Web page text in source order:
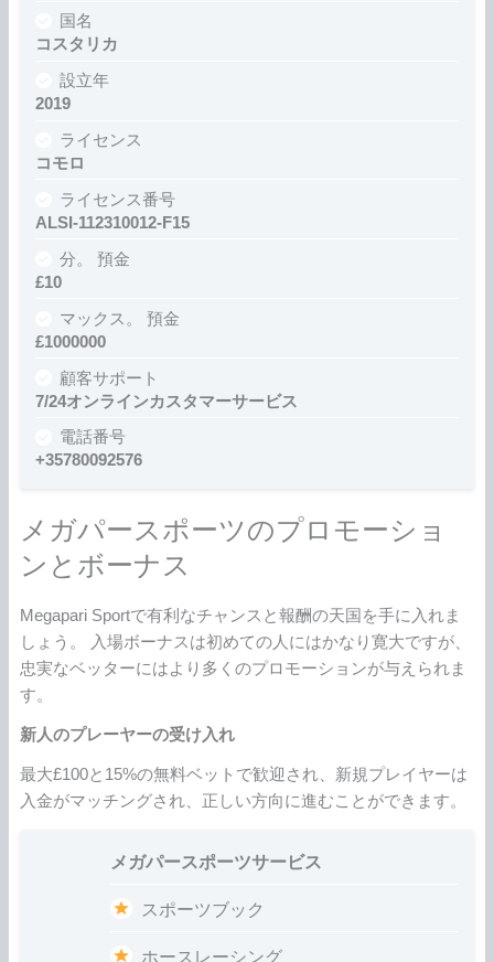
国名
コスタリカ
設立年
2019
ライセンス
コモロ
ライセンス番号
ALSI-112310012-F15
分。 預金
£10
マックス。 預金
£1000000
顧客サポート
7/24オンラインカスタマーサービス
電話番号
+35780092576
メガパースポーツのプロモーショ
ンとボーナス
Megapari Sportで有利なチャンスと報酬の天国を手に入れま
しょう。 入場ボーナスは初めての人にはかなり寛大ですが、
忠実なベッターにはより多くのプロモーションが与えられま
す。
新人のプレーヤーの受け入れ
最大£100と15%の無料ベットで歓迎され、新規プレイヤーは
入金がマッチングされ、正しい方向に進むことができます。
メガパースポーツサービス
スポーツブック
ホースレーシング